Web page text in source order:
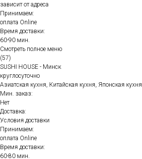
зависит от адреса
Принимаем:
оплата Online
Время доставки:
60-90 мин.
Смотреть полное меню
(57)
SUSHI HOUSE - Минск
круглосуточно
Азиатская кухня, Китайская кухня, Японская кухня
Мин. заказ:
Нет
Доставка:
Условия доставки
Принимаем:
оплата Online
Время доставки:
60-80 мин.